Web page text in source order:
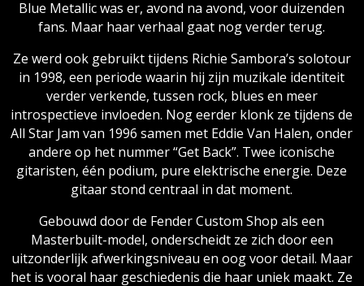
Blue Metallic was er, avond na avond, voor duizenden
fans. Maar haar verhaal gaat nog verder terug.
Ze werd ook gebruikt tijdens Richie Sambora’s solotour
in 1998, een periode waarin hij zijn muzikale identiteit
verder verkende, tussen rock, blues en meer
introspectieve invloeden. Nog eerder klonk ze tijdens de
All Star Jam van 1996 samen met Eddie Van Halen, onder
andere op het nummer “Get Back”. Twee iconische
gitaristen, één podium, pure elektrische energie. Deze
gitaar stond centraal in dat moment.
Gebouwd door de Fender Custom Shop als een
Masterbuilt-model, onderscheidt ze zich door een
uitzonderlijk afwerkingsniveau en oog voor detail. Maar
het is vooral haar geschiedenis die haar uniek maakt. Ze